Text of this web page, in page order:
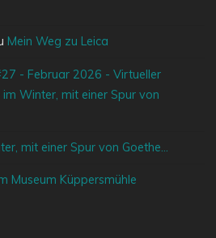
Mein Weg zu Leica
- Februar 2026 - Virtueller
im Winter, mit einer Spur von
mit einer Spur von Goethe…
Museum Küppersmühle